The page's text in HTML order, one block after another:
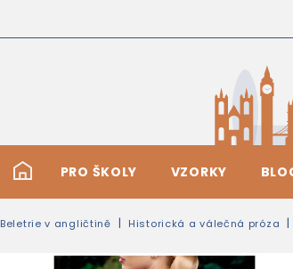
# PRO ŠKOLY VZORKY
Beletrie v angličtině Historická a válečná próza